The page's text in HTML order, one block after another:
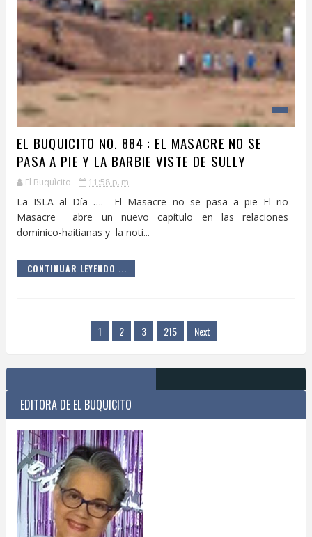
EL BUQUICITO NO. 884 : EL MASACRE NO SE
PASA A PIE Y LA BARBIE VISTE DE SULLY
El Buquìcito 11:58 p. m.
La ISLA al Día …. El Masacre no se pasa a pie El rio
Masacre abre un nuevo capítulo en las relaciones
dominico-haitianas y la noti...
CONTINUAR LEYENDO ...
1 2 3 215 Next
EDITORA DE EL BUQUICITO